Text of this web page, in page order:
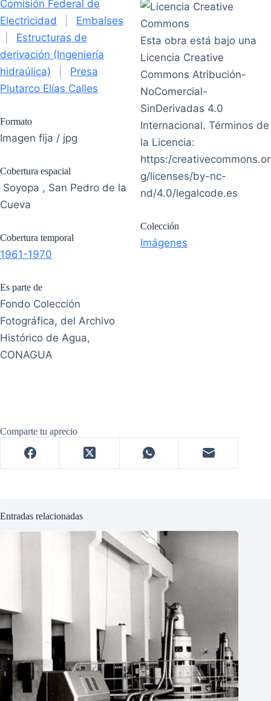
Comisión Federal de
Electricidad
Embalses
Estructuras de
derivación (Ingeniería
hidraúlica)
Presa
Plutarco Elías Calles
Formato
Imagen fija / jpg
Cobertura espacial
Soyopa , San Pedro de la
Cueva
Cobertura temporal
1961-1970
Es parte de
Fondo Colección
Fotográfica, del Archivo
Histórico de Agua,
CONAGUA
Esta obra está bajo una
Licencia Creative
Commons Atribución-
NoComercial-
SinDerivadas 4.0
Internacional. Términos de
la Licencia:
https:/creativecommons.or
g/licenses/by-nc-
nd/4.0/legalcode.es
Colección
Imágenes
Comparte tu aprecio
Entradas relacionadas